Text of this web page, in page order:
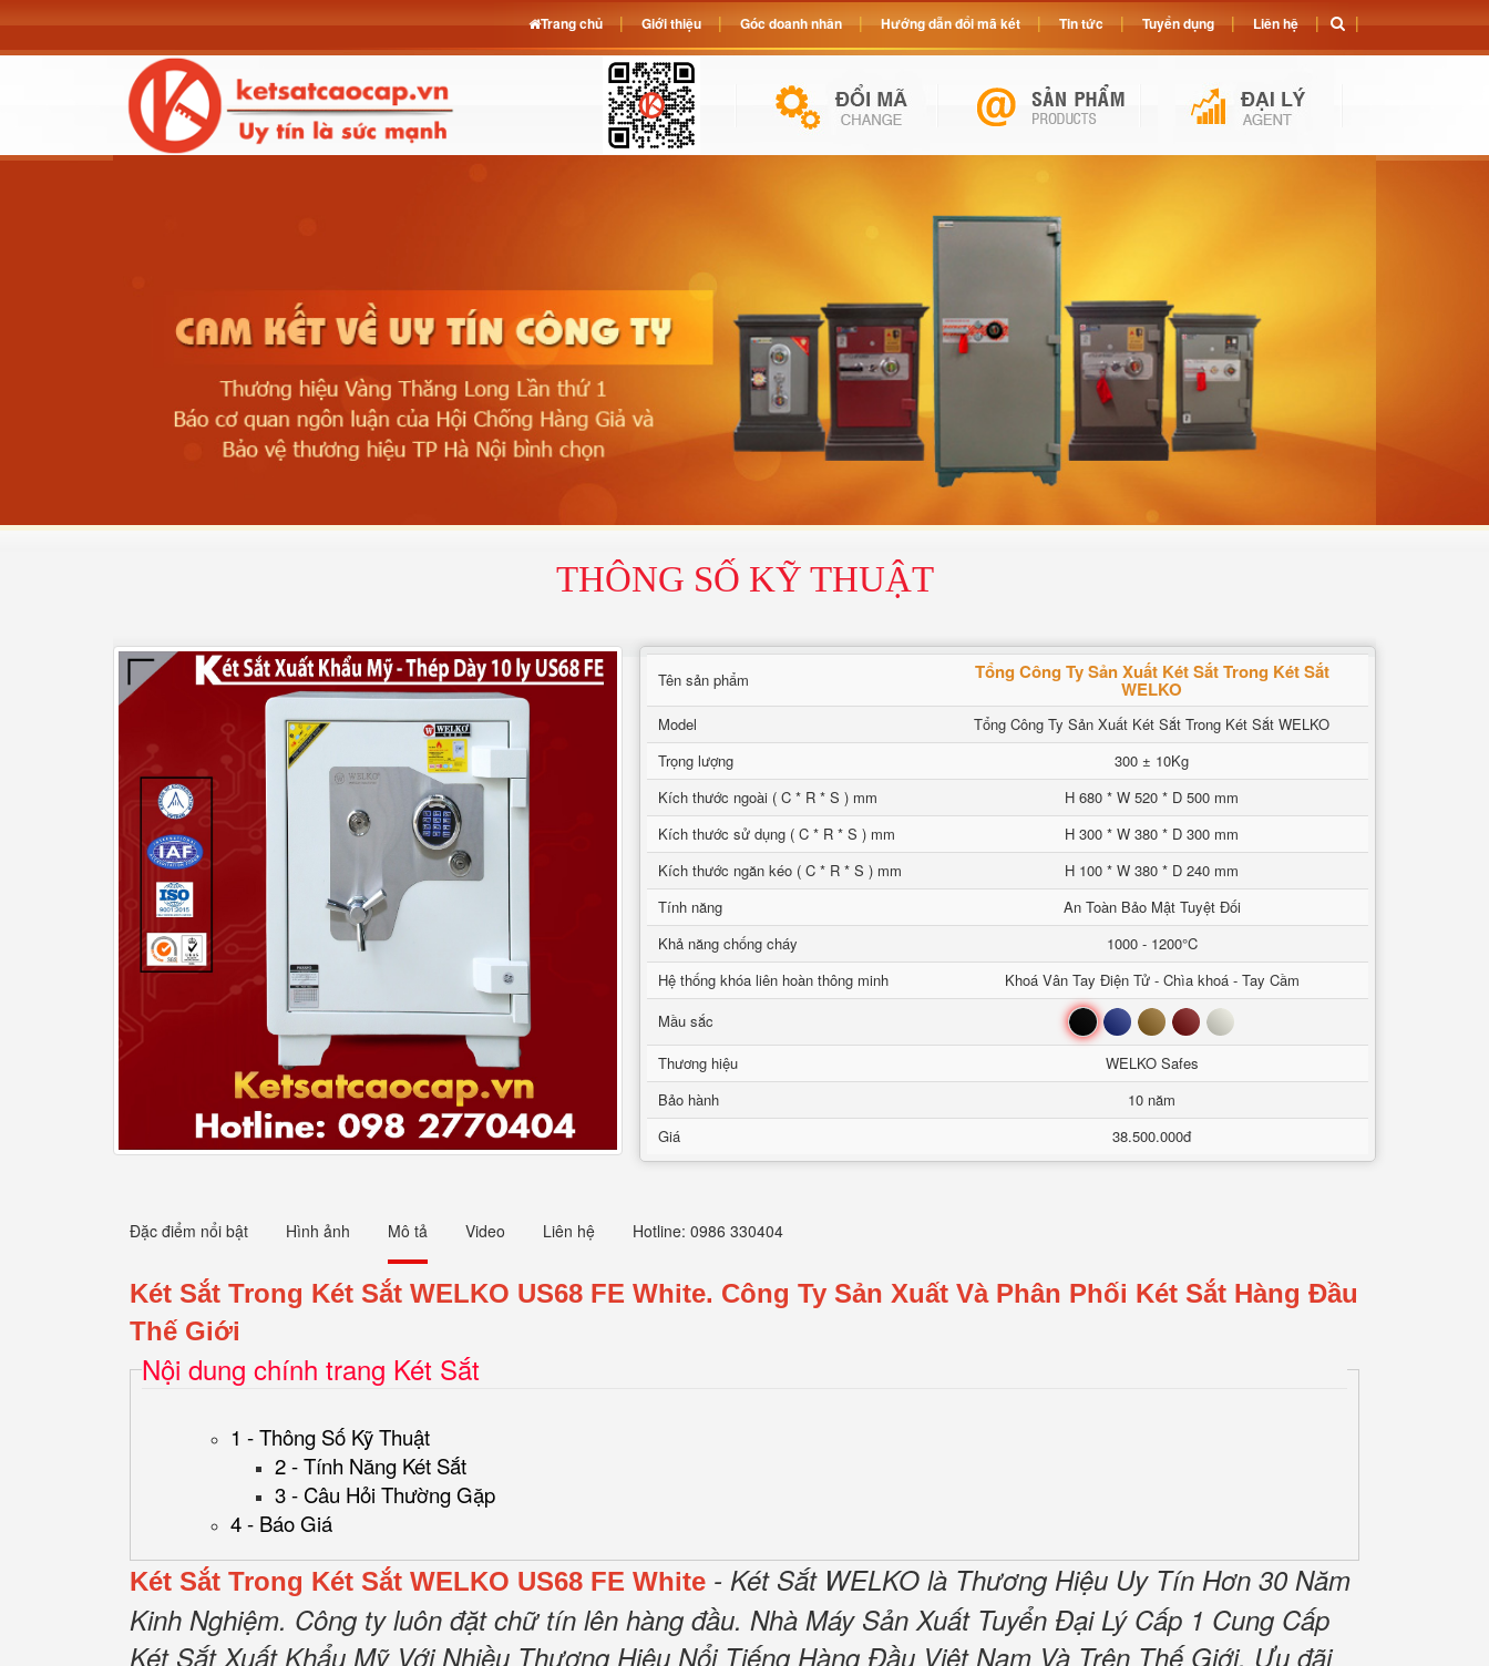
THÔNG SỐ KỸ THUẬT
Tên sản phẩm Tổng Công Ty Sản Xuất Két Sắt Trong Két Sắt
WELKO
Model
Tổng Công Ty Sản Xuất Két Sắt Trong Két Sắt WELKO
Trọng lượng
300 ± 10Kg
Kích thước ngoài ( C * R * S ) mm
H 680 * W 520 * D 500 mm
Kích thước sử dụng ( C * R * S ) mm
H 300 * W 380 * D 300 mm
Kích thước ngăn kéo ( C * R * S ) mm
H 100 * W 380 * D 240 mm
Tính năng
An Toàn Bảo Mật Tuyệt Đối
Khả năng chống cháy
1000 - 1200°C
Hệ thống khóa liên hoàn thông minh
Khoá Vân Tay Điện Tử - Chìa khoá - Tay Cầm
Mầu sắc
Đen Xanh Nâu Đỏ Trắng
Thương hiệu
WELKO Safes
Bảo hành
10 năm
Giá
38.500.000đ
Đặc điểm nổi bật Hình ảnh Mô tả Video Liên hệ Hotline: 0986 330404
Két Sắt Trong Két Sắt WELKO US68 FE White. Công Ty Sản Xuất Và Phân Phối Két Sắt Hàng Đầu
Thế Giới
Nội dung chính trang Két Sắt
1 - Thông Số Kỹ Thuật
2 - Tính Năng Két Sắt
3 - Câu Hỏi Thường Gặp
4 - Báo Giá
Két Sắt Trong Két Sắt WELKO US68 FE White - Két Sắt WELKO là Thương Hiệu Uy Tín Hơn 30 Năm
Kinh Nghiệm. Công ty luôn đặt chữ tín lên hàng đầu. Nhà Máy Sản Xuất Tuyển Đại Lý Cấp 1 Cung Cấp
Két Sắt Xuất Khẩu Mỹ Với Nhiều Thương Hiệu Nổi Tiếng Hàng Đầu Việt Nam Và Trên Thế Giới. Ưu đãi
Trang chủ Giới thiệu Góc doanh nhân Hướng dẫn đổi mã két Tin tức Tuyển dụng Liên hệ